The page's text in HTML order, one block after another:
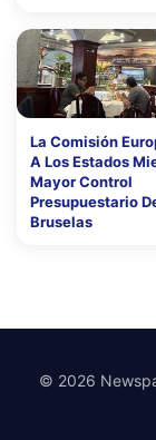
La Comisión
A Los Estados
Mayor Control
Presupuestario
Bruselas
© 2026